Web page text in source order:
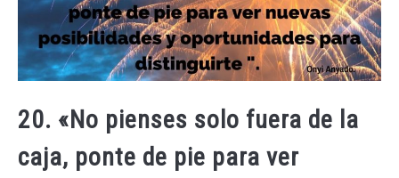
20. «No pienses solo fuera de la
caja, ponte de pie para ver